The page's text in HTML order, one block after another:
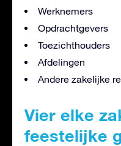
Werknemers
Opdrachtgevers
Toezichthouders
Afdelingen
Andere zakelijke
Vier elke
feestelijke